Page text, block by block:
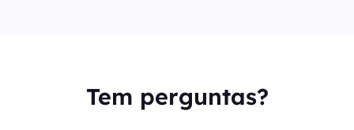
Tem perguntas?